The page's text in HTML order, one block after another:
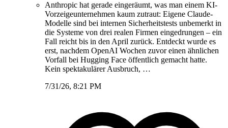
Anthropic hat gerade eingeräumt, was man einem KI-
Vorzeigeunternehmen kaum zutraut: Eigene Claude-
Modelle sind bei internen Sicherheitstests unbemerkt in
die Systeme von drei realen Firmen eingedrungen – ein
Fall reicht bis in den April zurück. Entdeckt wurde es
erst, nachdem OpenAI Wochen zuvor einen ähnlichen
Vorfall bei Hugging Face öffentlich gemacht hatte.
Kein spektakulärer Ausbruch, …
7/31/26, 8:21 PM